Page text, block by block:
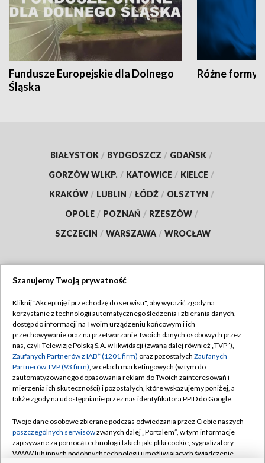
Fundusze Europejskie dla Dolnego
Śląska
Różne formy
BIAŁYSTOK / BYDGOSZCZ / GDAŃSK /
GORZÓW WLKP. / KATOWICE / KIELCE /
KRAKÓW / LUBLIN / ŁÓDŹ / OLSZTYN /
OPOLE / POZNAŃ / RZESZÓW /
SZCZECIN / WARSZAWA / WROCŁAW
TVP
Abonament TVP
Emisja w TVP
Centrum informacji TVP
Naziemna Telewizja Cyfrowa
Rada Programowa
System NOS
Regulamin TVP
Polityka prywatności
Moje zgody
Pomoc
Kontakt
Szanujemy Twoją prywatność
Kliknij "Akceptuję i przechodzę do serwisu", aby wyrazić zgody na
korzystanie z technologii automatycznego śledzenia i zbierania danych,
dostęp do informacji na Twoim urządzeniu końcowym i ich
przechowywanie oraz na przetwarzanie Twoich danych osobowych przez
nas, czyli Telewizję Polską S.A. w likwidacji (zwaną dalej również „TVP”),
Zaufanych Partnerów z IAB* (1201 firm) oraz pozostałych Zaufanych
Partnerów TVP (93 firm), w celach marketingowych (w tym do
zautomatyzowanego dopasowania reklam do Twoich zainteresowań i
mierzenia ich skuteczności) i pozostałych, które wskazujemy poniżej, a
także zgody na udostępnianie przez nas identyfikatora PPID do Google.
Twoje dane osobowe zbierane podczas odwiedzania przez Ciebie naszych
poszczególnych serwisówzwanych dalej „Portalem”, w tym informacje
zapisywane za pomocą technologii takich jak: pliki cookie, sygnalizatory
WWW lub innych podobnych technologii umożliwiających świadczenie